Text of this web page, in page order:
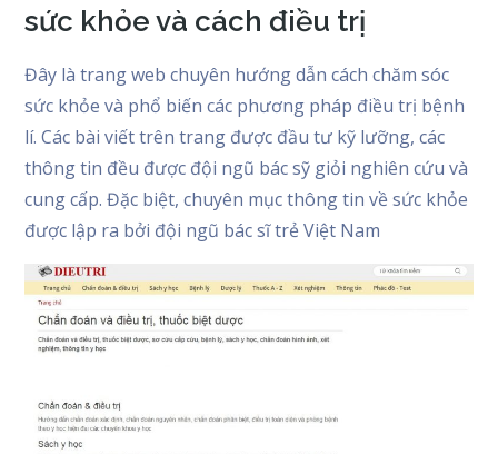
sức khỏe và cách điều trị
Đây là trang web chuyên hướng dẫn cách chăm sóc
sức khỏe và phổ biến các phương pháp điều trị bệnh
lí. Các bài viết trên trang được đầu tư kỹ lưỡng, các
thông tin đều được đội ngũ bác sỹ giỏi nghiên cứu và
cung cấp. Đặc biệt, chuyên mục thông tin về sức khỏe
được lập ra bởi đội ngũ bác sĩ trẻ Việt Nam